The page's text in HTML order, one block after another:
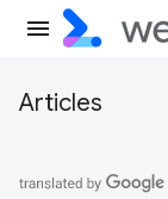
Articles